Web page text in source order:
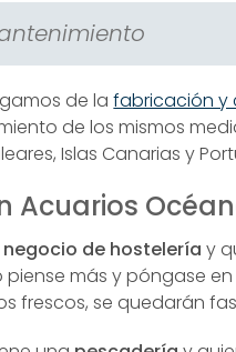
de lafabricación y
de los mismos
Islas Canarias y
Acuarios
negocio de hostelería y
piense más y póngase
frescos, se quedarán